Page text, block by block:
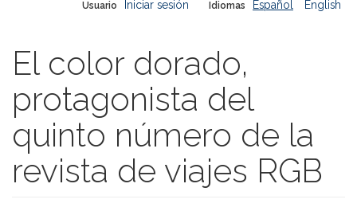
Idiomas Español English
Usuario Iniciar sesión
El color dorado,
protagonista del
quinto número de la
revista de viajes RGB